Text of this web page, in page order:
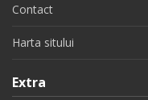
Contact
Harta sitului
Extra